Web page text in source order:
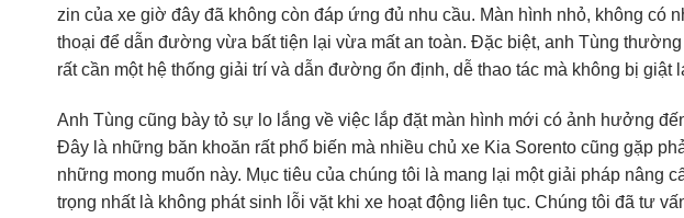
zin của xe giờ đây đã không còn đáp ứng đủ nhu cầu. Màn hình nhỏ, không có
thoại để dẫn đường vừa bất tiện lại vừa mất an toàn. Đặc biệt, anh Tùng
rất cần một hệ thống giải trí và dẫn đường ổn định, dễ thao tác mà không bị giật
Anh Tùng cũng bày tỏ sự lo lắng về việc lắp đặt màn hình mới có ảnh hưởng
Đây là những băn khoăn rất phổ biến mà nhiều chủ xe Kia Sorento cũng gặp
những mong muốn này. Mục tiêu của chúng tôi là mang lại một giải pháp nâng
trọng nhất là không phát sinh lỗi vặt khi xe hoạt động liên tục. Chúng tôi đã tư